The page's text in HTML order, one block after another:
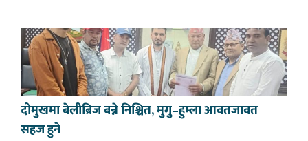
दोमुखमा बेलीब्रिज बन्ने निश्चित, मुगु–हुम्ला आवतजावत
सहज हुने